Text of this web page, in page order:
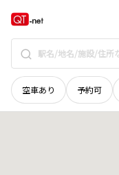
空車あり 予約可
北海道